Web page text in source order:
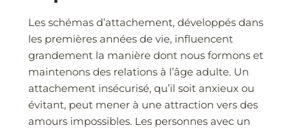
Les schémas d’attachement, développés dans
les premières années de vie, influencent
grandement la manière dont nous formons et
maintenons des relations à l’âge adulte. Un
attachement insécurisé, qu’il soit anxieux ou
évitant, peut mener à une attraction vers des
amours impossibles. Les personnes avec un